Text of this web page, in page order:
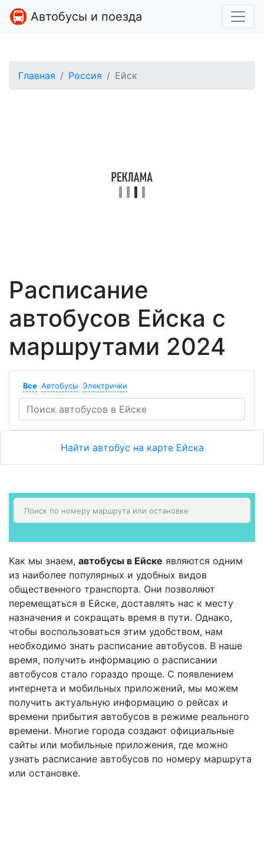
Автобусы и поезда
Главная Россия Ейск
Расписание
автобусов Ейска с
маршрутами 2024
Все Автобусы Электрички
Найти автобус на карте Ейска
Как мы знаем, автобусы в Ейске являются одним
из наиболее популярных и удобных видов
общественного транспорта. Они позволяют
перемещаться в Ейске, доставлять нас к месту
назначения и сокращать время в пути. Однако,
чтобы воспользоваться этим удобством, нам
необходимо знать расписание автобусов. В наше
время, получить информацию о расписании
автобусов стало гораздо проще. С появлением
интернета и мобильных приложений, мы можем
получить актуальную информацию о рейсах и
времени прибытия автобусов в режиме реального
времени. Многие города создают официальные
сайты или мобильные приложения, где можно
узнать расписание автобусов по номеру маршрута
или остановке.